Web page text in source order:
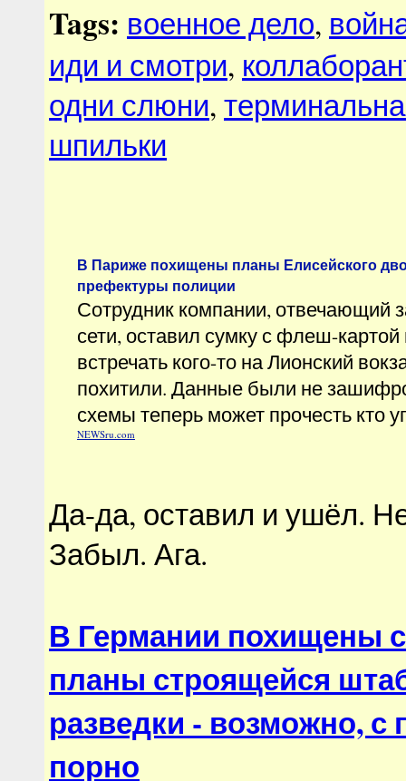
Tags: военное дело,
иди и смотри,
одни слюни,
шпильки
В Париже похищены планы Елисейского
префектуры полиции
Сотрудник компании, отвечающий
сети, оставил сумку с флеш-
встречать кого-то на Лионский
похитили. Данные были не
схемы теперь может прочесть кто
NEWSru.com
Да-да, оставил и ушёл.
Забыл. Ага.
В Германии похищены
планы строящейся
разведки - возможно,
порно